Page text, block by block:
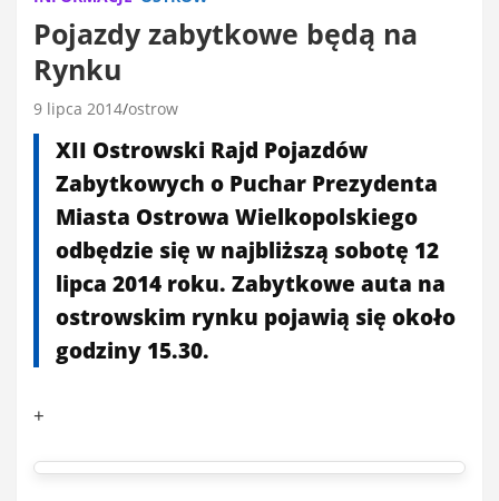
Pojazdy zabytkowe będą na
Rynku
9 lipca 2014 ostrow
XII Ostrowski Rajd Pojazdów
Zabytkowych o Puchar Prezydenta
Miasta Ostrowa Wielkopolskiego
odbędzie się w najbliższą sobotę 12
lipca 2014 roku. Zabytkowe auta na
ostrowskim rynku pojawią się około
godziny 15.30.
+